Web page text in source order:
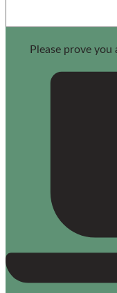
Please prove